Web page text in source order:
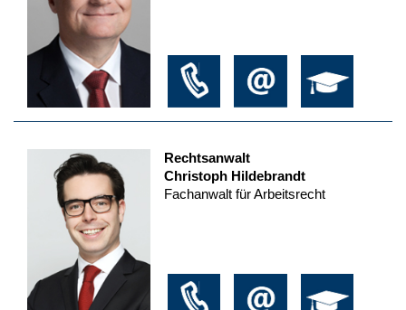
Rechtsanwalt
Christoph Hildebrandt
Fachanwalt für Arbeitsrecht